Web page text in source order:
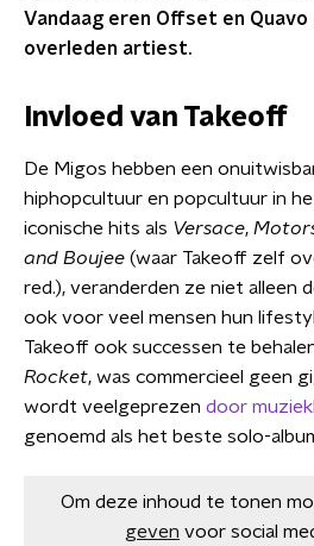
Vandaag eren Offset en
overleden artiest.
Invloed van Takeoff
De Migos hebben een
hiphopcultuur en popcultuur in
iconische hits als Versace,
and Boujee (waar Takeoff zelf
red.), veranderden ze niet alleen
ook voor veel mensen hun
Takeoff ook successen te
Rocket, was commercieel geen
wordt veelgeprezen door
genoemd als het beste solo-
Om deze inhoud te tonen
geven voor social